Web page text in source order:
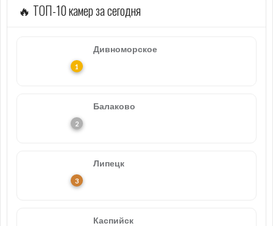
🔥 ТОП-10 камер за сегодня
Дивноморское
Балаково
Липецк
Каспийск